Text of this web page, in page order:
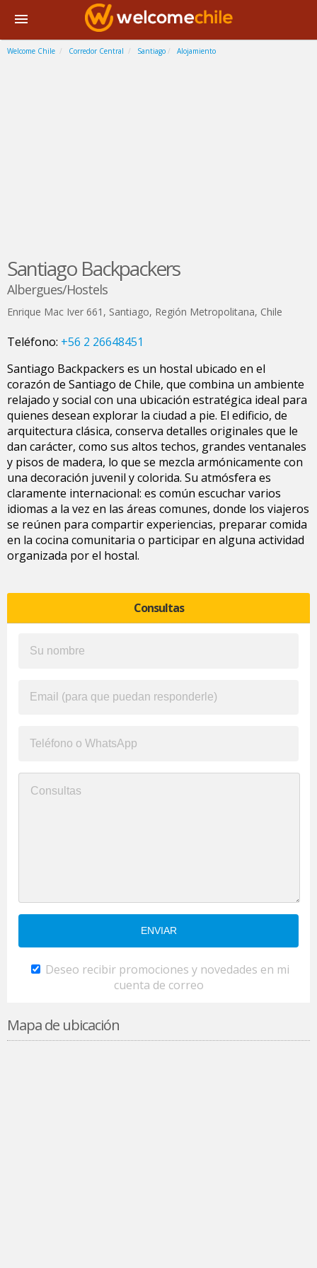
Welcome Chile Corredor Central Santiago Alojamiento
Santiago Backpackers
Albergues/Hostels
Enrique Mac Iver 661 , Santiago, Región Metropolitana, Chile
Teléfono: +56 2 26648451
Santiago Backpackers es un hostal ubicado en el
corazón de Santiago de Chile, que combina un ambiente
relajado y social con una ubicación estratégica ideal para
quienes desean explorar la ciudad a pie. El edificio, de
arquitectura clásica, conserva detalles originales que le
dan carácter, como sus altos techos, grandes ventanales
y pisos de madera, lo que se mezcla armónicamente con
una decoración juvenil y colorida. Su atmósfera es
claramente internacional: es común escuchar varios
idiomas a la vez en las áreas comunes, donde los viajeros
se reúnen para compartir experiencias, preparar comida
en la cocina comunitaria o participar en alguna actividad
organizada por el hostal.
Consultas
Deseo recibir promociones y novedades en mi
cuenta de correo
Mapa de ubicación